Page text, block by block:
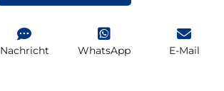
Nachricht WhatsApp E-Mail